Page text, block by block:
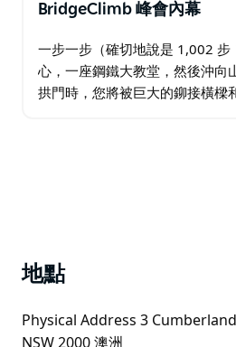
BridgeClimb 峰會內幕
一步一步（確切地說是 1,002 步
心，一座鋼鐵大教堂，然後沖向
拱門時，您將被巨大的鉚接橫樑
地點
Physical Address 3
NSW 2000 澳洲